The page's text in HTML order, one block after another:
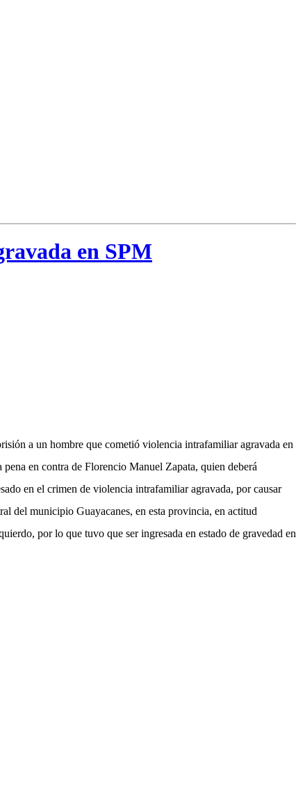
en SPM
a un hombre que cometió violencia intrafamiliar agravada en
en contra de Florencio Manuel Zapata, quien deberá
en el crimen de violencia intrafamiliar agravada, por causar
del municipio Guayacanes, en esta provincia, en actitud
por lo que tuvo que ser ingresada en estado de gravedad en